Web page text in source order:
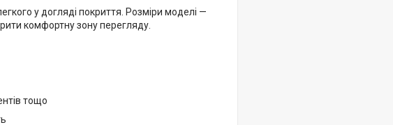
у догляді покриття. Розміри моделі —
комфортну зону перегляду.
тощо